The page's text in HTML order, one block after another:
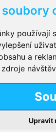
používají
a
Upravit
navlékací,
pro